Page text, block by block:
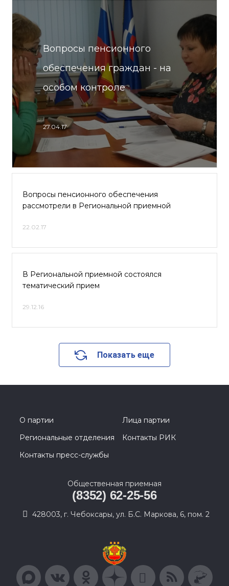
Вопросы пенсионного
обеспечения граждан - на
особом контроле
27.04.17
Вопросы пенсионного обеспечения
рассмотрели в Региональной приемной
22.02.17
В Региональной приемной состоялся
тематический прием
29.12.16
Показать еще
О партии
Лица партии
Региональные отделения
Контакты РИК
Контакты пресс-службы
Общественная приемная
(8352) 62-25-56
428003, г. Чебоксары, ул. Б.С. Маркова, 6, пом. 2